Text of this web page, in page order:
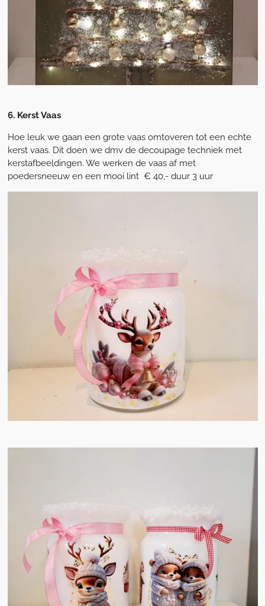
6. Kerst Vaas
Hoe leuk we gaan een grote vaas omtoveren tot een echte
kerst vaas. Dit doen we dmv de decoupage techniek met
kerstafbeeldingen. We werken de vaas af met
poedersneeuw en een mooi lint € 40,- duur 3 uur